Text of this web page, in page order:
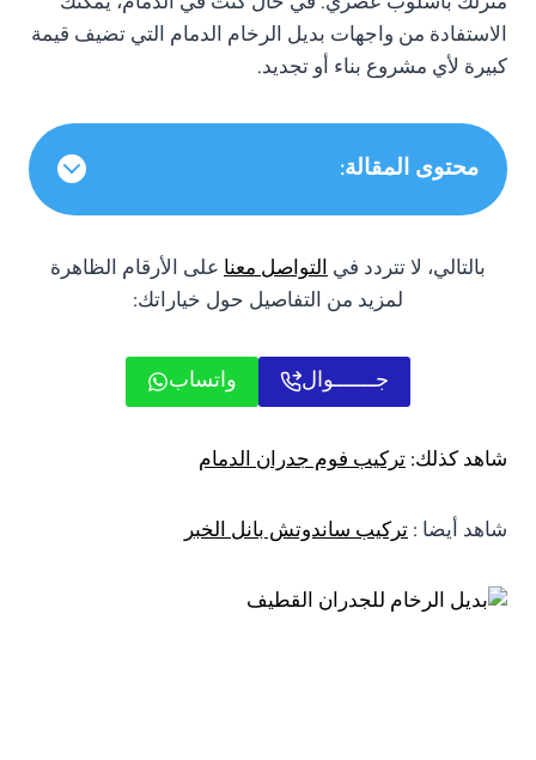
الاستفادة من واجهات بديل الرخام الدمام التي تضيف قيمة
كبيرة لأي مشروع بناء أو تجديد.
محتوى المقالة:
بالتالي، لا تتردد فيالتواصل معناعلى الأرقام الظاهرة
لمزيد من التفاصيل حول خياراتك:
جـــــــوال واتساب
شاهد كذلك:تركيب فوم جدران الدمام
شاهد أيضا :تركيب ساندوتش بانل الخبر